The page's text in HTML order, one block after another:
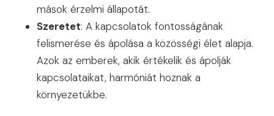
mások érzelmi állapotát.
Szeretet: A kapcsolatok fontosságának
felismerése és ápolása a közösségi élet alapja.
Azok az emberek, akik értékelik és ápolják
kapcsolataikat, harmóniát hoznak a
környezetükbe.